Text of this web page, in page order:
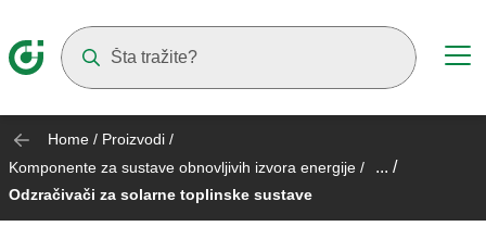
Home / Proizvodi /
Komponente za sustave obnovljivih izvora energije / ... /
Odzračivači za solarne toplinske sustave